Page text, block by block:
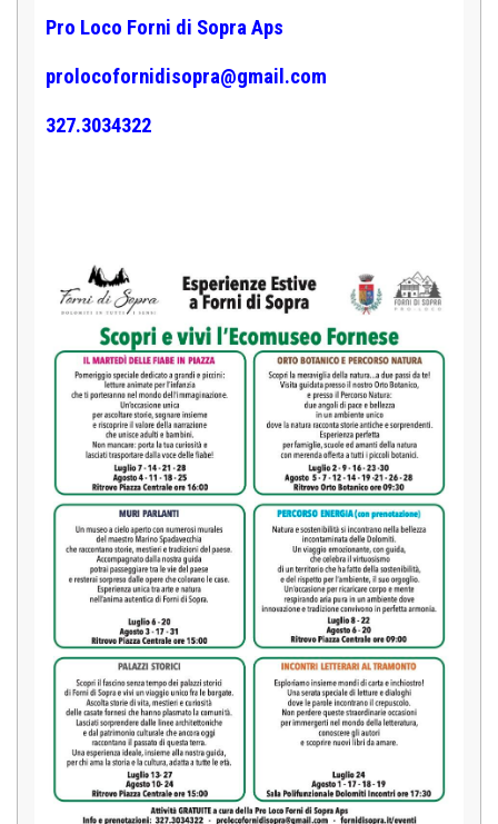
Pro Loco Forni di Sopra Aps
prolocofornidisopra@gmail.com
327.3034322